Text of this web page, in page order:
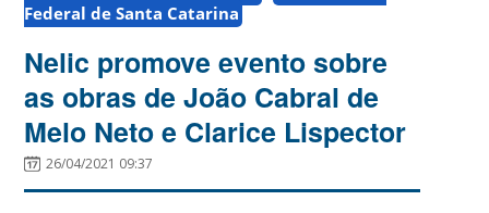
Federal de Santa Catarina
Nelic promove evento sobre
as obras de João Cabral de
Melo Neto e Clarice Lispector
26/04/2021 09:37